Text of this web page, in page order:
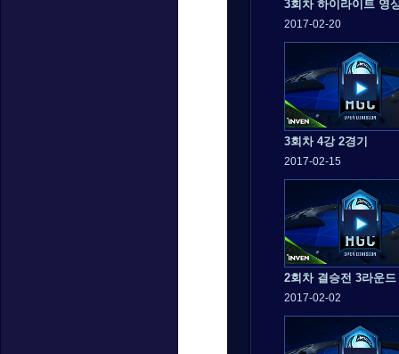
3회차 하이라이트 영
2017-02-20
3회차 4강 2경기
2017-02-15
2회차 결승전 3라운드
2017-02-02